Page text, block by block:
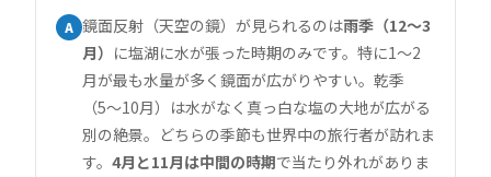
A 鏡面反射（天空の鏡）が見られるのは雨季（12〜3
月） に塩湖に水が張った時期のみです。特に1〜2
月が最も水量が多く鏡面が広がりやすい。乾季
（5〜10月）は水がなく真っ白な塩の大地が広がる
別の絶景。どちらの季節も世界中の旅行者が訪れま
す。 4月と11月は中間の時期で当たり外れがありま